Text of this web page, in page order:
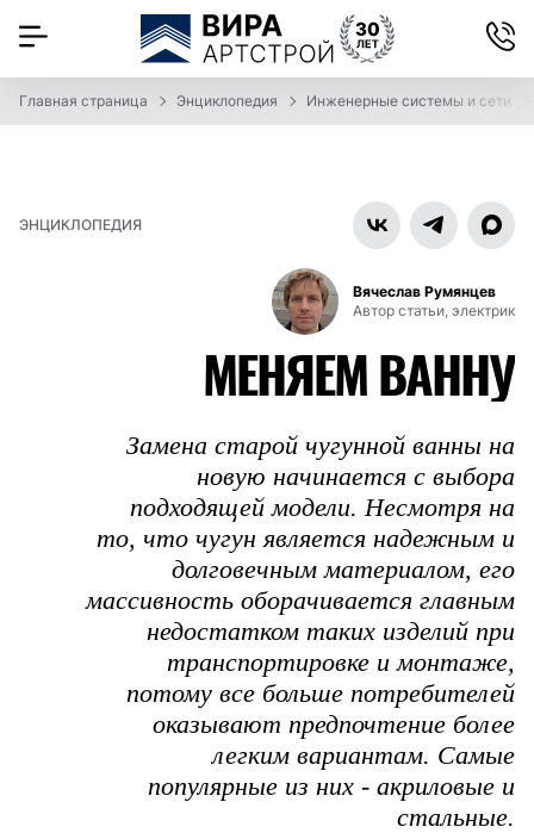
Главная страница Энциклопедия Инженерные системы и сети
ЭНЦИКЛОПЕДИЯ
Вячеслав Румянцев
Автор статьи, электрик
МЕНЯЕМ ВАННУ
Замена старой чугунной ванны на
новую начинается с выбора
подходящей модели. Несмотря на
то, что чугун является надежным и
долговечным материалом, его
массивность оборачивается главным
недостатком таких изделий при
транспортировке и монтаже,
потому все больше потребителей
оказывают предпочтение более
легким вариантам. Самые
популярные из них - акриловые и
стальные.